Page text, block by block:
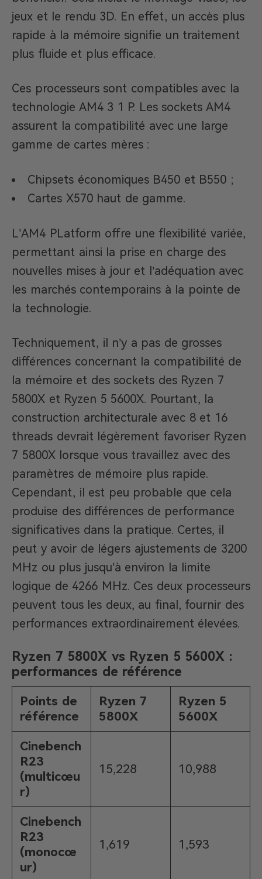
jeux et le rendu 3D. En effet, un accès plus
rapide à la mémoire signifie un traitement
plus fluide et plus efficace.
Ces processeurs sont compatibles avec la
technologie AM4 3 1 P. Les sockets AM4
assurent la compatibilité avec une large
gamme de cartes mères :
Chipsets économiques B450 et B550 ;
Cartes X570 haut de gamme.
L’AM4 PLatform offre une flexibilité variée,
permettant ainsi la prise en charge des
nouvelles mises à jour et l’adéquation avec
les marchés contemporains à la pointe de
la technologie.
Techniquement, il n’y a pas de grosses
différences concernant la compatibilité de
la mémoire et des sockets des Ryzen 7
5800X et Ryzen 5 5600X. Pourtant, la
construction architecturale avec 8 et 16
threads devrait légèrement favoriser Ryzen
7 5800X lorsque vous travaillez avec des
paramètres de mémoire plus rapide.
Cependant, il est peu probable que cela
produise des différences de performance
significatives dans la pratique. Certes, il
peut y avoir de légers ajustements de 3200
MHz ou plus jusqu’à environ la limite
logique de 4266 MHz. Ces deux processeurs
peuvent tous les deux, au final, fournir des
performances extraordinairement élevées.
Ryzen 7 5800X vs Ryzen 5 5600X :
performances de référence
Points de
référence
Ryzen 7
5800X
Ryzen 5
5600X
Cinebench
R23
(multicœu
r)
15,228 10,988
Cinebench
R23
(monocœ
ur)
1,619 1,593